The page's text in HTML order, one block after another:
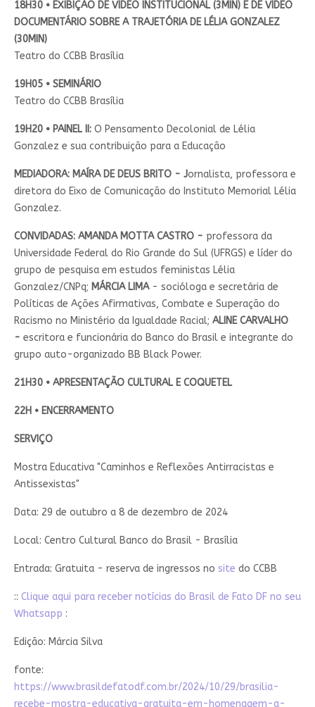
18H30 • EXIBIÇÃO DE VÍDEO INSTITUCIONAL (3MIN) E DE VÍDEO
DOCUMENTÁRIO SOBRE A TRAJETÓRIA DE LÉLIA GONZALEZ
(30MIN)
Teatro do CCBB Brasília
19H05 • SEMINÁRIO
Teatro do CCBB Brasília
19H20 • PAINEL II: O Pensamento Decolonial de Lélia
Gonzalez e sua contribuição para a Educação
MEDIADORA: MAÍRA DE DEUS BRITO - Jornalista, professora e
diretora do Eixo de Comunicação do Instituto Memorial Lélia
Gonzalez.
CONVIDADAS: AMANDA MOTTA CASTRO - professora da
Universidade Federal do Rio Grande do Sul (UFRGS) e líder do
grupo de pesquisa em estudos feministas Lélia
Gonzalez/CNPq; MÁRCIA LIMA- socióloga e secretária de
Políticas de Ações Afirmativas, Combate e Superação do
Racismo no Ministério da Igualdade Racial; ALINE CARVALHO
- escritora e funcionária do Banco do Brasil e integrante do
grupo auto-organizado BB Black Power.
21H30 • APRESENTAÇÃO CULTURAL E COQUETEL
22H • ENCERRAMENTO
SERVIÇO
Mostra Educativa "Caminhos e Reflexões Antirracistas e
Antissexistas"
Data: 29 de outubro a 8 de dezembro de 2024
Local: Centro Cultural Banco do Brasil - Brasília
Entrada: Gratuita - reserva de ingressos no site do CCBB
:: Clique aqui para receber notícias do Brasil de Fato DF no seu
Whatsapp :
Edição: Márcia Silva
fonte:
https://www.brasildefatodf.com.br/2024/10/29/brasilia-
recebe-mostra-educativa-gratuita-em-homenagem-a-